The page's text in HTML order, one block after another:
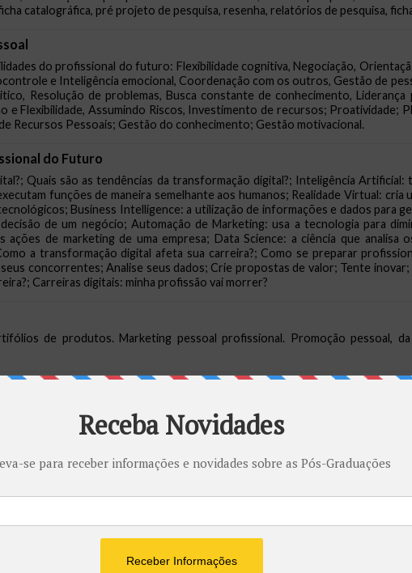
catalográfica, pré projeto de pesquisa, resenha, relatórios de pesquisa,
do profissional do futuro: Flexibilidade cognitiva, Negociação,
e Inteligência emocional, Coordenação com os outros, Gestão de
Resolução de problemas, Busca constante de conhecimento, Liderança
e Flexibilidade, Assumindo Riscos, Investimento de recursos; Proatividade;
Recursos Pessoais; Gestão do conhecimento; Gestão motivacional.
do Futuro
Quais são as tendências da transformação digital?; Inteligência Artificial:
funções de maneira semelhante aos humanos; Realidade Virtual: cria
Business Intelligence: a utilização de informações e dados para
de um negócio; Automação de Marketing: usa a tecnologia para
ações de marketing de uma empresa; Data Science: a ciência que analisa
a transformação digital afeta sua carreira?; Como se preparar
concorrentes; Analise seus dados; Crie propostas de valor; Tente
Carreiras digitais: minha profissão vai morrer?
de produtos. Marketing pessoal profissional. Promoção pessoal, da
Histórica; O que é Ética e Moral?; Evolução Histórica dos
Sociais; Ética, Moral e ; Desafios do Exercício da Cidadania no
para o Exercício Pleno da Cidadania; Direito; Ética na Política; Ética
e Política: A Construção da Cidadania; O Conceito de Cidadania e sua
no Mundo Globalizado; Cidadania no Brasil; A Afirmação da Ideia
na República; A Cidadania na Redemocratização; A Cidadania e as
de Ética Profissional; Ética, Mercado e Instituições; A Responsabilidade
e Privadas; O Código de Ética Profissional; Os Conselhos Profissionais de
Pessoas